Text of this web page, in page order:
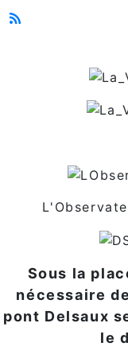
Sous la
nécessaire
pont Delsaux
le